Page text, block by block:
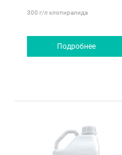
300 г/л клопиралида
Подробнее